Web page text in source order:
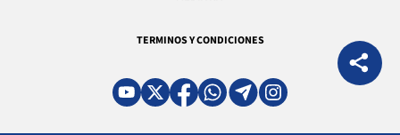
TERMINOS Y CONDICIONES